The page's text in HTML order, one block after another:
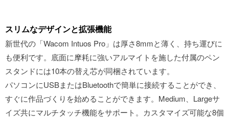
スリムなデザインと拡張機能
新世代の「Wacom Intuos Pro」は厚さ8mmと薄く、持ち運びに
も便利です。底面に摩耗に強いアルマイトを施した付属のペン
スタンドには10本の替え芯が同梱されています。
パソコンにUSBまたはBluetoothで簡単に接続することができ、
すぐに作品づくりを始めることができます。Medium、Largeサ
イズ共にマルチタッチ機能をサポート。カスタマイズ可能な8個